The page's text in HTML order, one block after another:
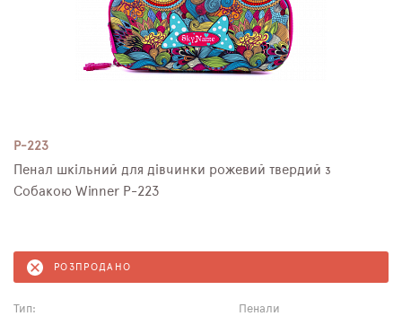
P-223
Пенал шкільний для дівчинки рожевий твердий з
Собакою Winner P-223
РОЗПРОДАНО
Тип:
Пенали